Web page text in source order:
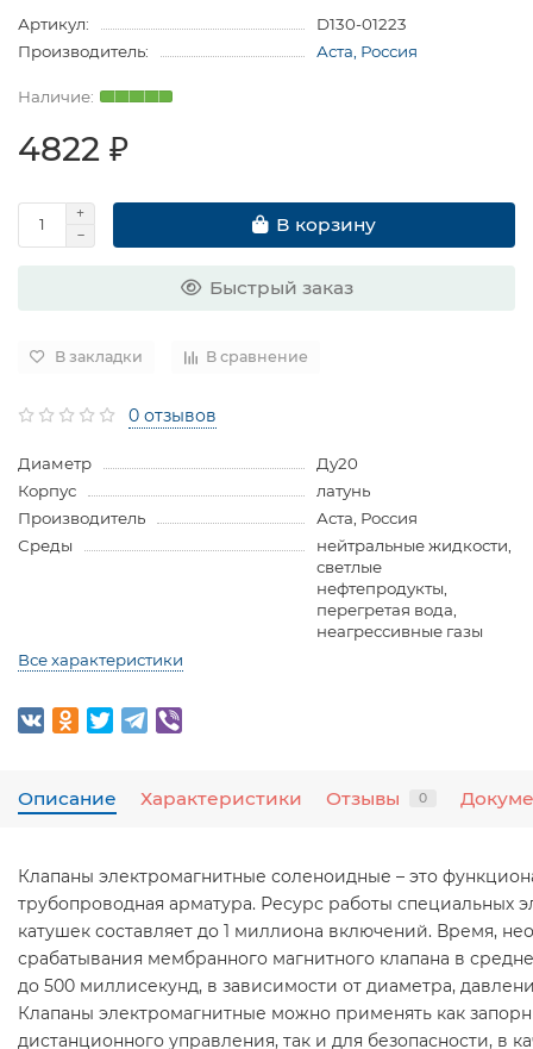
Артикул:
D130-01223
Производитель:
Аста, Россия
4822 ₽
В корзину
Быстрый заказ
В закладки В сравнение
0 отзывов
Диаметр
Ду20
Корпус
латунь
Производитель
Аста, Россия
Среды
нейтральные жидкости,
светлые
нефтепродукты,
перегретая вода,
неагрессивные газы
Все характеристики
Описание Характеристики Отзывы 0
Клапаны электромагнитные соленоидные – это
трубопроводная арматура. Ресурс работы специальных
катушек составляет до 1 миллиона включений. Время,
срабатывания мембранного магнитного клапана в
до 500 миллисекунд, в зависимости от диаметра,
Клапаны электромагнитные можно применять как
дистанционного управления, так и для безопасности, в